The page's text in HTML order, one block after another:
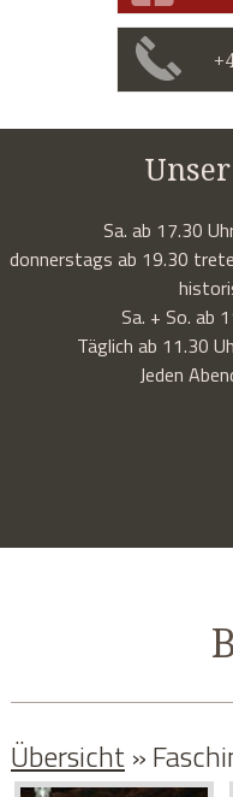
Sa. ab 17.30
donnerstags ab 19.30
Sa. + So. ab
Täglich ab 11.30
Jeden
Übersicht»